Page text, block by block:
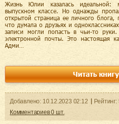
Жизнь Юлии казалась идеальной:
выпускном классе. Но однажды
открытой страница ее личного блога,
что думала о друзьях и
записи могли попасть в чьи-то
электронной почты. Это настоящая
Адми…
Читать
Добавленo: 10.12.2023 02:12 Рейтинг:
Комментариев0 шт.